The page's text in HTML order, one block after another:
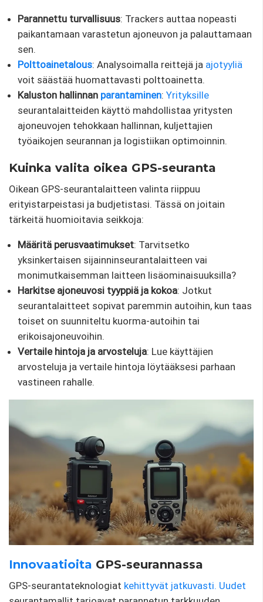
Parannettu turvallisuus: Trackers auttaa nopeasti
paikantamaan varastetun ajoneuvon ja palauttamaan
sen.
Polttoainetalous: Analysoimalla reittejä ja ajotyyliä
voit säästää huomattavasti polttoainetta.
Kaluston hallinnan parantaminen: Yrityksille
seurantalaitteiden käyttö mahdollistaa yritysten
ajoneuvojen tehokkaan hallinnan, kuljettajien
työaikojen seurannan ja logistiikan optimoinnin.
Kuinka valita oikea GPS-seuranta
Oikean GPS-seurantalaitteen valinta riippuu
erityistarpeistasi ja budjetistasi. Tässä on joitain
tärkeitä huomioitavia seikkoja:
Määritä perusvaatimukset: Tarvitsetko
yksinkertaisen sijainninseurantalaitteen vai
monimutkaisemman laitteen lisäominaisuuksilla?
Harkitse ajoneuvosi tyyppiä ja kokoa: Jotkut
seurantalaitteet sopivat paremmin autoihin, kun taas
toiset on suunniteltu kuorma-autoihin tai
erikoisajoneuvoihin.
Vertaile hintoja ja arvosteluja: Lue käyttäjien
arvosteluja ja vertaile hintoja löytääksesi parhaan
vastineen rahalle.
Innovaatioita GPS-seurannassa
GPS-seurantateknologiat kehittyvät jatkuvasti. Uudet